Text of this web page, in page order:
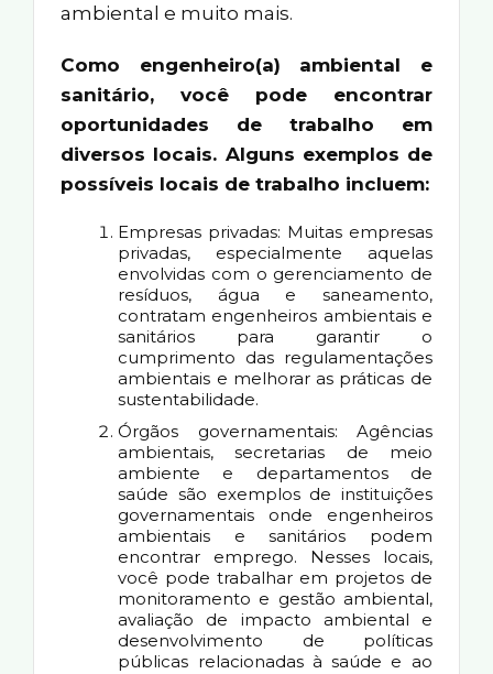
ambiental e muito mais.
Como engenheiro(a) ambiental e
sanitário, você pode encontrar
oportunidades de trabalho em
diversos locais. Alguns exemplos de
possíveis locais de trabalho incluem:
Empresas privadas: Muitas empresas
privadas, especialmente aquelas
envolvidas com o gerenciamento de
resíduos, água e saneamento,
contratam engenheiros ambientais e
sanitários para garantir o
cumprimento das regulamentações
ambientais e melhorar as práticas de
sustentabilidade.
Órgãos governamentais: Agências
ambientais, secretarias de meio
ambiente e departamentos de
saúde são exemplos de instituições
governamentais onde engenheiros
ambientais e sanitários podem
encontrar emprego. Nesses locais,
você pode trabalhar em projetos de
monitoramento e gestão ambiental,
avaliação de impacto ambiental e
desenvolvimento de políticas
públicas relacionadas à saúde e ao